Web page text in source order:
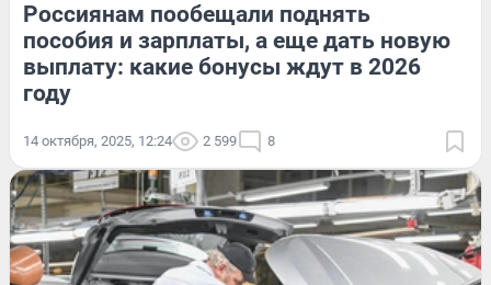
Россиянам пообещали поднять
пособия и зарплаты, а еще дать новую
выплату: какие бонусы ждут в 2026
году
14 октября, 2025, 12:24 2 599 8